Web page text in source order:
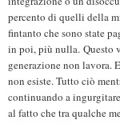
percento di quelli della
fintanto che sono state
in poi, più nulla. Questo
generazione non lavora.
non esiste. Tutto ciò
continuando a
al fatto che tra qualche